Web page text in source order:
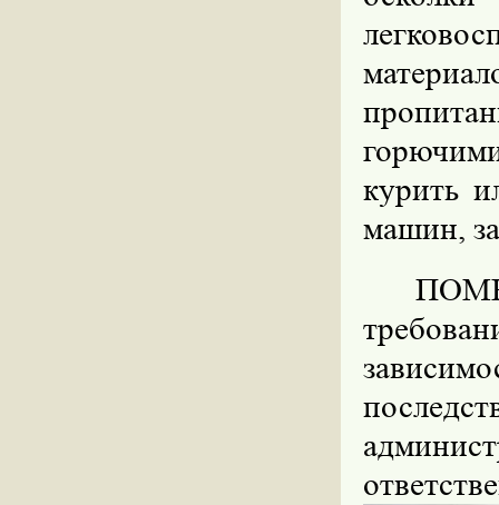
курить
машин,